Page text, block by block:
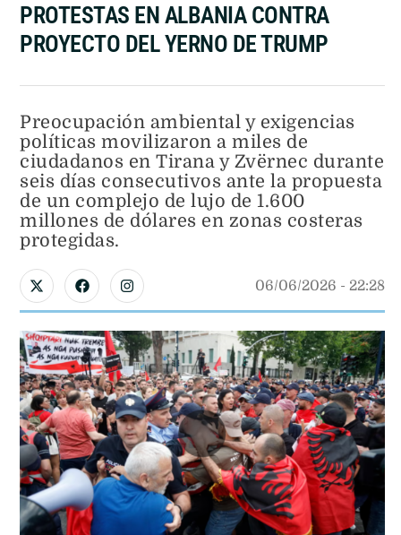
PROTESTAS EN ALBANIA CONTRA
PROYECTO DEL YERNO DE TRUMP
Preocupación ambiental y exigencias
políticas movilizaron a miles de
ciudadanos en Tirana y Zvërnec durante
seis días consecutivos ante la propuesta
de un complejo de lujo de 1.600
millones de dólares en zonas costeras
protegidas.
06/06/2026 - 22:28